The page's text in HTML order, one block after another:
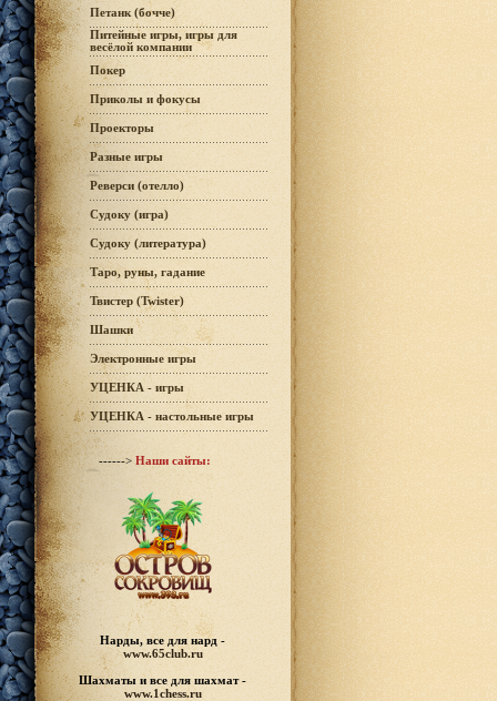
Петанк (бочче)
Питейные игры, игры для
весёлой компании
Покер
Приколы и фокусы
Проекторы
Разные игры
Реверси (отелло)
Судоку (игра)
Судоку (литература)
Таро, руны, гадание
Твистер (Twister)
Шашки
Электронные игры
УЦЕНКА - игры
УЦЕНКА - настольные игры
------>Наши сайты:
Нарды, все для нард -
www.65club.ru
Шахматы и все для шахмат -
www.1chess.ru